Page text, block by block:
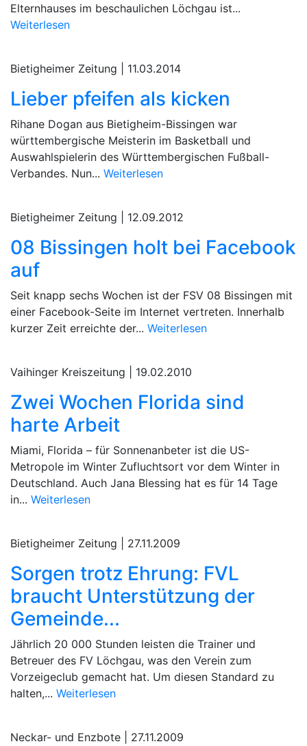
Elternhauses im beschaulichen Löchgau ist...
Weiterlesen
Bietigheimer Zeitung | 11.03.2014
Lieber pfeifen als kicken
Rihane Dogan aus Bietigheim-Bissingen war
württembergische Meisterin im Basketball und
Auswahlspielerin des Württembergischen Fußball-
Verbandes. Nun... Weiterlesen
Bietigheimer Zeitung | 12.09.2012
08 Bissingen holt bei Facebook
auf
Seit knapp sechs Wochen ist der FSV 08 Bissingen mit
einer Facebook-Seite im Internet vertreten. Innerhalb
kurzer Zeit erreichte der... Weiterlesen
Vaihinger Kreiszeitung | 19.02.2010
Zwei Wochen Florida sind
harte Arbeit
Miami, Florida – für Sonnenanbeter ist die US-
Metropole im Winter Zufluchtsort vor dem Winter in
Deutschland. Auch Jana Blessing hat es für 14 Tage
in... Weiterlesen
Bietigheimer Zeitung | 27.11.2009
Sorgen trotz Ehrung: FVL
braucht Unterstützung der
Gemeinde...
Jährlich 20 000 Stunden leisten die Trainer und
Betreuer des FV Löchgau, was den Verein zum
Vorzeigeclub gemacht hat. Um diesen Standard zu
halten,... Weiterlesen
Neckar- und Enzbote | 27.11.2009